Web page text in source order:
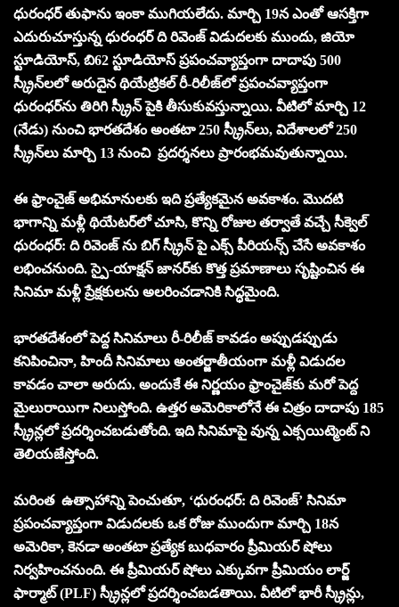
ధురంధర్ తుఫాను ఇంకా ముగియలేదు. మార్చి 19న ఎంతో ఆసక్తిగా
ఎదురుచూస్తున్న ధురంధర్ ది రివెంజ్ విడుదలకు ముందు, జియో
స్టూడియోస్, బి62 స్టూడియోస్ ప్రపంచవ్యాప్తంగా దాదాపు 500
స్క్రీన్‌లలో అరుదైన థియేట్రికల్ రీ-రిలీజ్‌లో ప్రపంచవ్యాప్తంగా
ధురంధర్‌ను తిరిగి స్క్రీన్ పైకి తీసుకువస్తున్నాయి. వీటిలో మార్చి 12
(నేడు) నుంచి భారతదేశం అంతటా 250 స్క్రీన్‌లు, విదేశాలలో 250
స్క్రీన్‌లు మార్చి 13 నుంచి ప్రదర్శనలు ప్రారంభమవుతున్నాయి.
ఈ ఫ్రాంచైజ్ అభిమానులకు ఇది ప్రత్యేకమైన అవకాశం. మొదటి
భాగాన్ని మళ్లీ థియేటర్‌లో చూసి, కొన్ని రోజుల తర్వాతే వచ్చే సీక్వెల్
ధురంధర్: ది రివెంజ్ ను బిగ్ స్క్రీన్ పై ఎక్స్ పీరియన్స్ చేసే అవకాశం
లభించనుంది. స్పై-యాక్షన్ జానర్‌కు కొత్త ప్రమాణాలు సృష్టించిన ఈ
సినిమా మళ్లీ ప్రేక్షకులను అలరించడానికి సిద్ధమైంది.
భారతదేశంలో పెద్ద సినిమాలు రీ-రిలీజ్ కావడం అప్పుడప్పుడు
కనిపించినా, హిందీ సినిమాలు అంతర్జాతీయంగా మళ్లీ విడుదల
కావడం చాలా అరుదు. అందుకే ఈ నిర్ణయం ఫ్రాంచైజ్‌కు మరో పెద్ద
మైలురాయిగా నిలుస్తోంది. ఉత్తర అమెరికాలోనే ఈ చిత్రం దాదాపు 185
స్క్రీన్లలో ప్రదర్శించబడుతోంది. ఇది సినిమాపై వున్న ఎక్సయిట్మెంట్ ని
తెలియజేస్తోంది.
మరింత ఉత్సాహాన్ని పెంచుతూ, ‘ధురంధర్: ది రివెంజ్’ సినిమా
ప్రపంచవ్యాప్తంగా విడుదలకు ఒక రోజు ముందుగా మార్చి 18న
అమెరికా, కెనడా అంతటా ప్రత్యేక బుధవారం ప్రీమియర్ షోలు
నిర్వహించనుంది. ఈ ప్రీమియర్ షోలు ఎక్కువగా ప్రీమియం లార్జ్
ఫార్మాట్ (PLF) స్క్రీన్లలో ప్రదర్శించబడతాయి. వీటిలో భారీ స్క్రీన్లు,